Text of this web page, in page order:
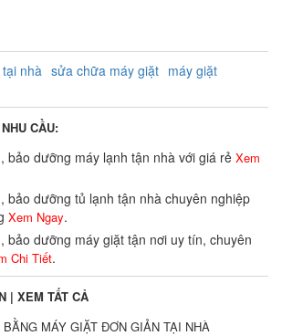
nhà sửa chữa máy giặt máy giặt
CẦU:
bảo dưỡng máy lạnh tận nhà với giá rẻ Xem
bảo dưỡng tủ lạnh tận nhà chuyên nghiệp
Xem Ngay.
bảo dưỡng máy giặt tận nơi uy tín, chuyên
Chi Tiết.
| XEM TẤT CẢ
MÁY GIẶT ĐƠN GIẢN TẠI NHÀ